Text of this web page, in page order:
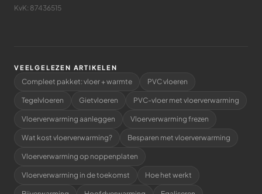
KvK: 87436515
VEELGELEZEN ARTIKELEN
Compleet pakket: vloer + warmte PVC vloeren
Tegelvloeren Gietvloeren PVC-vloer met vloerverwarming
Vloerverwarming aanleggen Vloerverwarming frezen
Wat kost vloerverwarming? Besparen met vloerverwarming
Vloerverwarming op noppenplaten
Vloerverwarming in de toekomst Hoe het werkt